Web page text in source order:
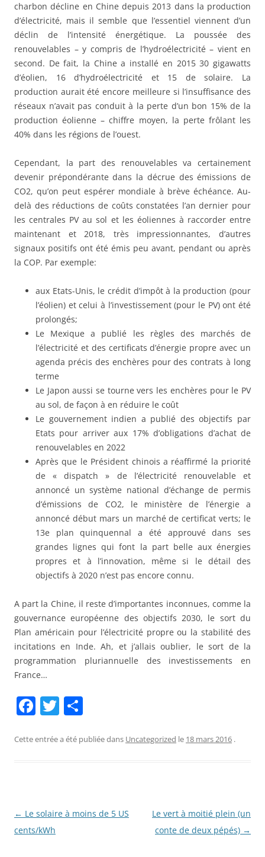
charbon décline en Chine depuis 2013 dans la production
d’électricité, mais il semble que l’essentiel viennent d’un
déclin de l’intensité énergétique. La poussée des
renouvelables – y compris de l’hydroélectricité – vient en
second. De fait, la Chine a installé en 2015 30 gigawatts
d’éolien, 16 d’hydroélectricité et 15 de solaire. La
production aurait été encore meilleure si l’insuffisance des
réseaux n’avait pas conduit à la perte d’un bon 15% de la
production éolienne – chiffre moyen, la perte frôlant les
40% dans les régions de l’ouest.
Cependant, la part des renouvelables va certainement
devenir prépondérante dans la décrue des émissions de
CO2, qu’on peut espérer mondiale à brève échéance. Au-
delà des réductions de coûts constatées l’an dernier pour
les centrales PV au sol et les éoliennes à raccorder entre
maintenant et 2018, très impressionnantes, d’autres
signaux positifs ont été émis peu avant, pendant ou après
la COP. Par exemple:
aux Etats-Unis, le crédit d’impôt à la production (pour
l’éolien) et celui à l’investissement (pour le PV) ont été
prolongés;
Le Mexique a publié les règles des marchés de
l’électricité et des certificats d’énergie propre avec un
agenda précis des enchères pour des contrats à long
terme
Le Japon aussi se tourne vers les enchères pour le PV
au sol, de façon à en réduire le coût
Le gouvernement indien a publié des objectifs par
Etats pour arriver aux 17% d’obligations d’achat de
renouvelables en 2022
Après que le Président chinois a réaffirmé la priorité
de « dispatch » de l’électricité renouvelable et
annoncé un système national d’échange de permis
d’émissions de CO2, le ministère de l’énergie a
annoncé début mars un marché de certificat verts; le
13e plan quinquennal a été approuvé dans ses
grandes lignes qui font la part belle aux énergies
propres et à l’innovation, même si le détail des
objectifs à 2020 n’est pas encore connu.
A part la Chine, il reste d’importantes inconnues, comme la
gouvernance européenne des objectifs 2030, le sort du
Plan américain pour l’électricité propre ou la stabilité des
incitations en Inde. Ah, et j’allais oublier, le sort de la
programmation pluriannuelle des investissements en
France…
F
c
o
k
T
itt ta
Cette entrée a été publiée dans Uncategorized le 18 mars 2016 .
Navigation
des
← Le solaire à moins de 5 US
cents/kWh
Le vert à moitié plein (un
conte de deux pépés) →